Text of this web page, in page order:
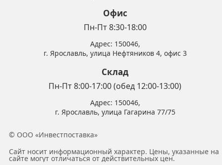
Офис
Пн-Пт 8:30-18:00
Адрес: 150046,
г. Ярославль, улица Нефтяников 4, офис 3
Склад
Пн-Пт 8:00-17:00 (обед 12:00-13:00)
Адрес: 150046,
г. Ярославль, улица Гагарина 77/75
© ООО «Инвестпоставка»
Сайт носит информационный характер. Цены, указанные на
сайте могут отличаться от действительных цен.